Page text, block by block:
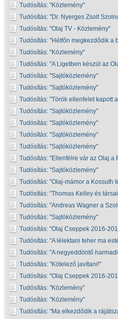
Tudósítás:
Közlemény
Tudósítás:
Dr. Nyerges Zsolt
Tudósítás: Olaj TV - Közlemény
Tudósítás:
Hétfőn megkezdődik a
Tudósítás:
Közlemény
Tudósítás: A Ligetben készül az
Tudósítás: Sajtóközlemény
Tudósítás: Sajtóközlemény
Tudósítás: Török ellenfelet kapott
Tudósítás: Sajtóközlemény
Tudósítás: Sajtóközlemény
Tudósítás: Sajtóközlemény
Tudósítás: Sajtóközlemény
Tudósítás:
Ellenfélre vár az Olaj a
Tudósítás: Sajtóközlemény
Tudósítás: Olaj-mámor a Kossuth
Tudósítás: Thomas Kelley és
Tudósítás: Andreas Wagner a
Tudósítás: Sajtóközlemény
Tudósítás: Olaj Cseppek 2016-
Tudósítás: A lélektani teher ma
Tudósítás: A negyeddöntő
Tudósítás:
Kötelező javítani!
Tudósítás: Olaj Cseppek 2016-
Tudósítás:
Közlemény
Tudósítás:
Közlemény
Tudósítás:
Ma elkezdődik a